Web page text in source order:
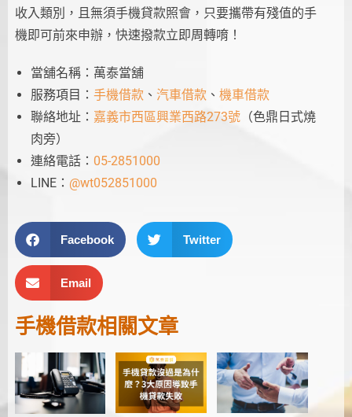
收入類別，且無須手機貸款照會，只要攜帶有殘值的手
機即可前來申辦，快速撥款立即周轉唷！
當舖名稱：萬泰當舖
服務項目： 手機借款 、 汽車借款 、 機車借款
聯絡地址： 嘉義市西區興業西路273號（色鼎日式燒
肉旁）
連絡電話： 05-2851000
LINE： @wt052851000
Facebook Twitter
Email
手機借款相關文章